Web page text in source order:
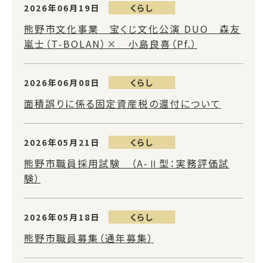
2026年06月19日 くらし
熊野市文化事業 宝くじ文化公演 DUO 森友
嵐士（T-BOLAN）× 小島良喜（Pf.）
2026年06月08日 くらし
面積誤りに係る固定資産税の還付について
2026年05月21日 くらし
熊野市職員採用試験 （A-Ⅱ型：実務評価試
験）
2026年05月18日 くらし
熊野市職員募集（通年募集）